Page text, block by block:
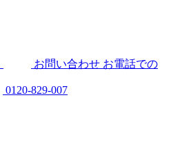
お問い合わせ お電話での
0120-829-007